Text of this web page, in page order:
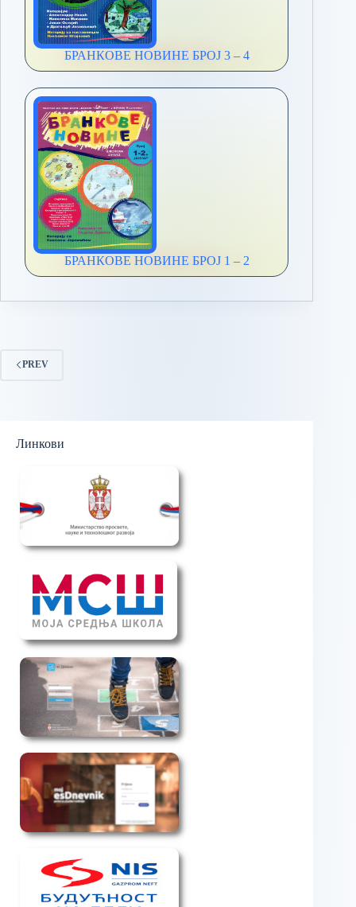
БРАНКОВЕ НОВИНЕ БРОЈ 3 – 4
БРАНКОВЕ НОВИНЕ БРОЈ 1 – 2
PREV
Линкови